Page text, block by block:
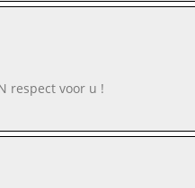
respect voor u !